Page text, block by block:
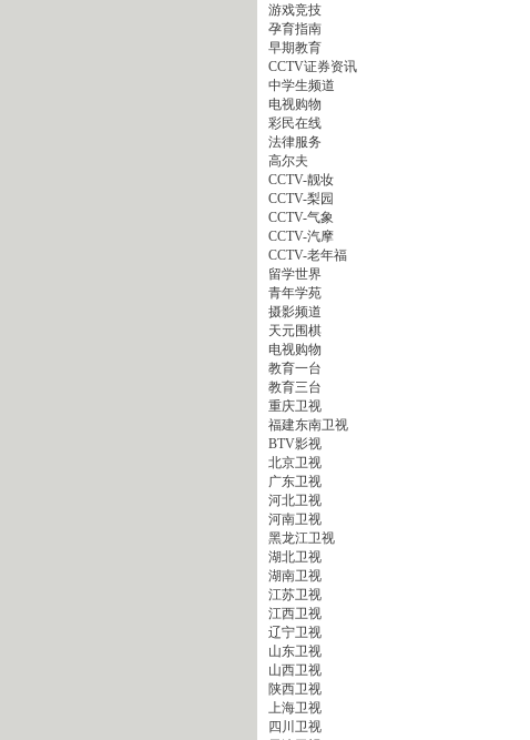
游戏竞技
孕育指南
早期教育
CCTV证券资讯
中学生频道
电视购物
彩民在线
法律服务
高尔夫
CCTV-靓妆
CCTV-梨园
CCTV-气象
CCTV-汽摩
CCTV-老年福
留学世界
青年学苑
摄影频道
天元围棋
电视购物
教育一台
教育三台
重庆卫视
福建东南卫视
BTV影视
北京卫视
广东卫视
河北卫视
河南卫视
黑龙江卫视
湖北卫视
湖南卫视
江苏卫视
江西卫视
辽宁卫视
山东卫视
山西卫视
陕西卫视
上海卫视
四川卫视